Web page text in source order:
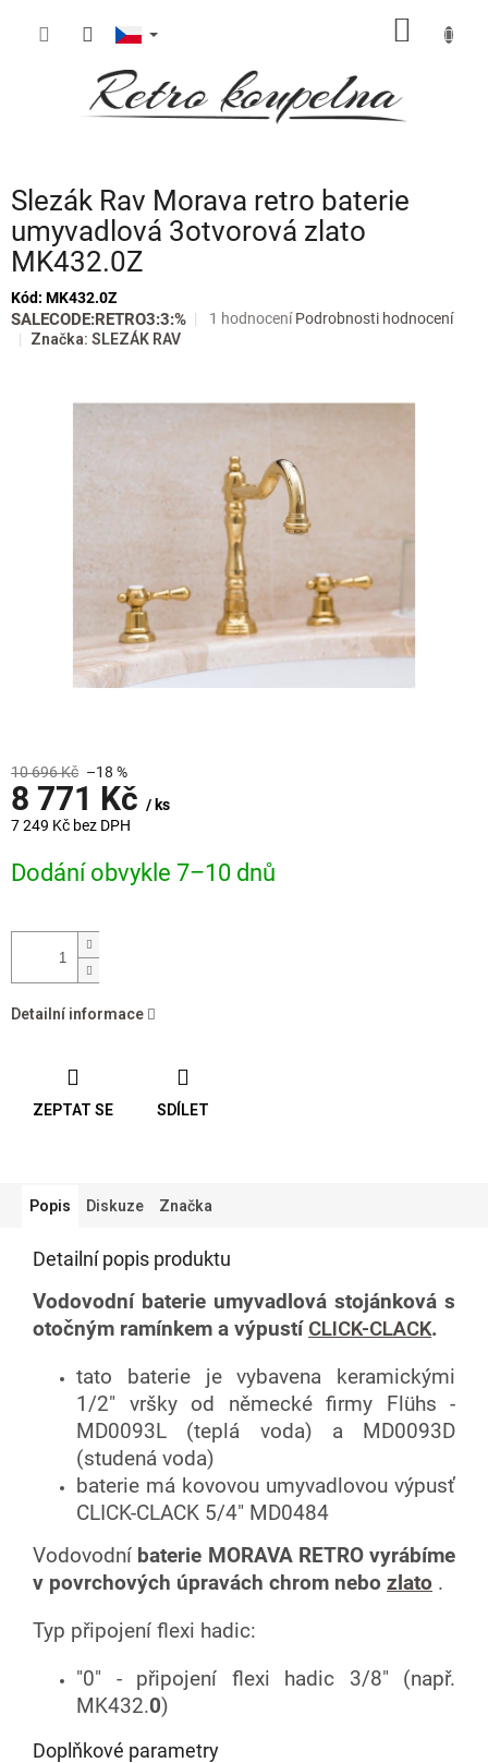
Slezák Rav Morava retro baterie
umyvadlová 3otvorová zlato
MK432.0Z
Kód: MK432.0Z
SALECODE:RETRO3:3:%
Průměrné
5,0
hvězdiček.
1 hodnocení Podrobnosti hodnocení
Značka: SLEZÁK RAV
10 696 Kč –18 %
8 771 Kč / ks
7 249 Kč bez DPH
cena:
Dodání obvykle 7–10 dnů
Detailní informace
ZEPTAT SE SDÍLET
Popis Diskuze Značka
Detailní popis produktu
Vodovodní baterie umyvadlová stojánková s
otočným ramínkem a výpustí CLICK-CLACK.
tato baterie je vybavena keramickými
1/2" vršky od německé firmy Flühs -
MD0093L (teplá voda) a MD0093D
(studená voda)
baterie má kovovou umyvadlovou výpusť
CLICK-CLACK 5/4" MD0484
Vodovodní baterie MORAVA RETRO vyrábíme
v povrchových úpravách chrom nebo zlato .
Typ připojení flexi hadic:
"0" - připojení flexi hadic 3/8" (např.
MK432.0)
Doplňkové parametry